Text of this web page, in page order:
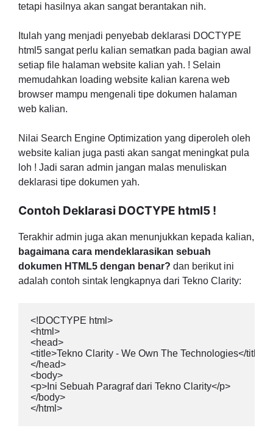
tetapi hasilnya akan sangat berantakan nih.
Itulah yang menjadi penyebab deklarasi DOCTYPE
html5 sangat perlu kalian sematkan pada bagian awal
setiap file halaman website kalian yah. ! Selain
memudahkan loading website kalian karena web
browser mampu mengenali tipe dokumen halaman
web kalian.
Nilai Search Engine Optimization yang diperoleh oleh
website kalian juga pasti akan sangat meningkat pula
loh ! Jadi saran admin jangan malas menuliskan
deklarasi tipe dokumen yah.
Contoh Deklarasi DOCTYPE html5 !
Terakhir admin juga akan menunjukkan kepada kalian,
bagaimana cara mendeklarasikan sebuah
dokumen HTML5 dengan benar? dan berikut ini
adalah contoh sintak lengkapnya dari Tekno Clarity:
<!DOCTYPE html>
<html>
<head>
<title>Tekno Clarity - We Own The Technologies</title>
</head>
<body>
<p>Ini Sebuah Paragraf dari Tekno Clarity</p>
</body>
</html>